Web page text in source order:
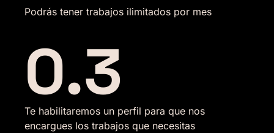
Podrás tener trabajos ilimitados por mes
0.3
Te habilitaremos un perfil para que nos
encargues los trabajos que necesitas